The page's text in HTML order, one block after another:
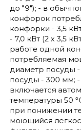
до "9"); - в
конфорок
конфорки - 3,5
- 7,0 кВт (2 х 3,5
работе одной
потребляемая
диаметр посуды
посуды - 300 мм;
включается
температуры 50
при понижении
моющийся